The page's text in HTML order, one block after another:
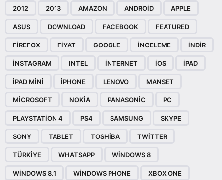
2012 2013 AMAZON ANDROID APPLE
ASUS DOWNLOAD FACEBOOK FEATURED
FIREFOX FIYAT GOOGLE INCELEME INDIR
INSTAGRAM INTEL INTERNET IOS IPAD
IPAD MINI IPHONE LENOVO MANSET
MICROSOFT NOKIA PANASONIC PC
PLAYSTATION 4 PS4 SAMSUNG SKYPE
SONY TABLET TOSHIBA TWITTER
TÜRKIYE WHATSAPP WINDOWS 8
WINDOWS 8.1 WINDOWS PHONE XBOX ONE